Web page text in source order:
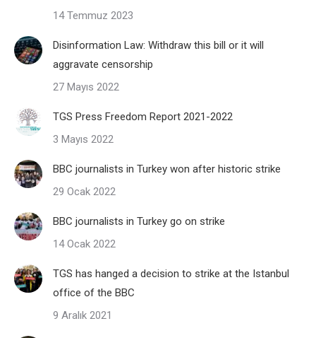
14 Temmuz 2023
Disinformation Law: Withdraw this bill or it will
aggravate censorship
27 Mayıs 2022
TGS Press Freedom Report 2021-2022
3 Mayıs 2022
BBC journalists in Turkey won after historic strike
29 Ocak 2022
BBC journalists in Turkey go on strike
14 Ocak 2022
TGS has hanged a decision to strike at the Istanbul
office of the BBC
9 Aralık 2021